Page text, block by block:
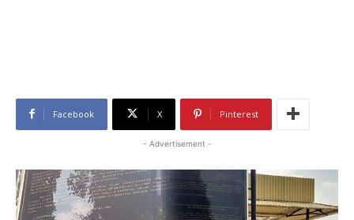
Facebook X Pinterest
- Advertisement -